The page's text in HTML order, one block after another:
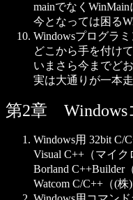
mainでなく
今となっては困る
Windowsプログラ
どこから手を付け
いまさら今までど
実は大通りが一本
第2章 Windows
Windows用 32bit C/
Visual C++（マイク
Borland C++Builder
Watcom C/C++（(株